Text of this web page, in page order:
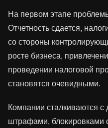
На первом этапе
Отчетность сдается,
со стороны
росте бизнеса,
проведении налоговой
становятся очевидными.
Компании сталкиваются
штрафами, блокировками